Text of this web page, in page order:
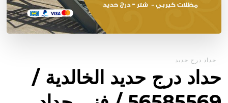
حداد درج حديد
حداد درج حديد الخالدية /